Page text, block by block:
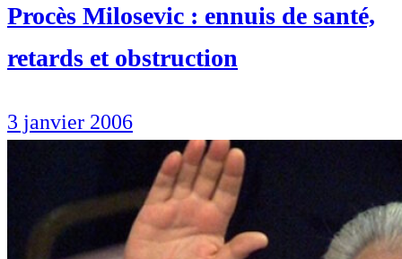
Procès Milosevic : ennuis de santé,
retards et obstruction
3 janvier 2006